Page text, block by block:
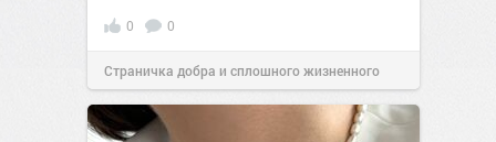
0 0
Страничка добра и сплошного жизненного
позитива!09:20Сегодня